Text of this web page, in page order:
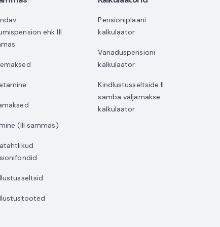
ehk III
(III sammas)
Pensioniplaani
kalkulaator
Vanaduspensioni
kalkulaator
Kindlustusseltside II
samba väljamakse
kalkulaator